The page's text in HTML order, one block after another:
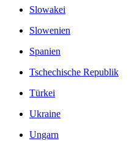
Slowakei
Slowenien
Spanien
Tschechische Republik
Türkei
Ukraine
Ungarn